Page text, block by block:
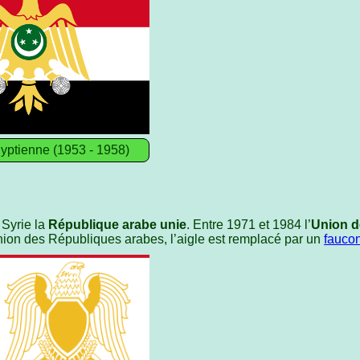
(1953 - 1958)
la République arabe unie. Entre 1971 et 1984 l’Union
des Républiques arabes, l’aigle est remplacé par un